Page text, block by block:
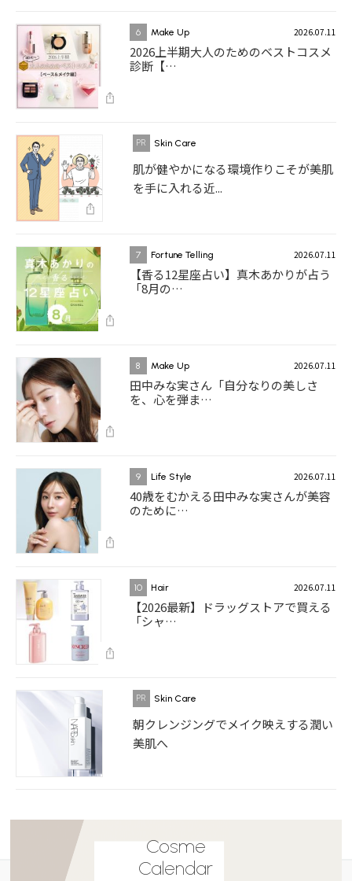
6 Make Up 2026.07.11
2026上半期大人のためのベストコスメ
診断【…
Skin Care
肌が健やかになる環境作りこそが美肌
を手に入れる近...
7 Fortune Telling 2026.07.11
【香る12星座占い】真木あかりが占う
「8月の…
8 Make Up 2026.07.11
田中みな実さん「自分なりの美しさ
を、心を弾ま…
9 Life Style 2026.07.11
40歳をむかえる田中みな実さんが美容
のために…
10 Hair 2026.07.11
【2026最新】ドラッグストアで買える
「シャ…
Skin Care
朝クレンジングでメイク映えする潤い
美肌へ
Cosme
Calendar